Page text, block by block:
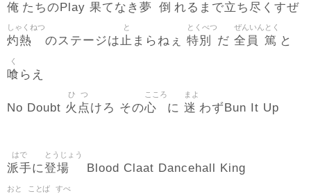
俺 たちのPlay 果てなき 夢 倒 れるまで立ち 尽 くすぜ
灼熱
しゃくねつ
のステージは止
と
まらねぇ 特別
とくべつ
だ 全員
ぜんいん
篤
とく
と
喰
く
らえ
No Doubt 火
ひ
点
つ
けろ その心
こころ
に 迷
まよ
わずBun It Up
派手
はで
に登場
とうじょう
Blood Claat Dancehall King
おと ことば すべ